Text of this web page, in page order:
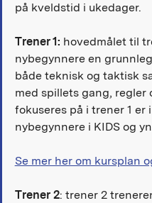
på kveldstid i ukedager.
Trener 1: hovedmålet til
nybegynnere en
både teknisk og taktisk
med spillets gang, regler
fokuseres på i trener 1 er
nybegynnere i KIDS og
Se mer her om kursplan
Trener 2: trener 2